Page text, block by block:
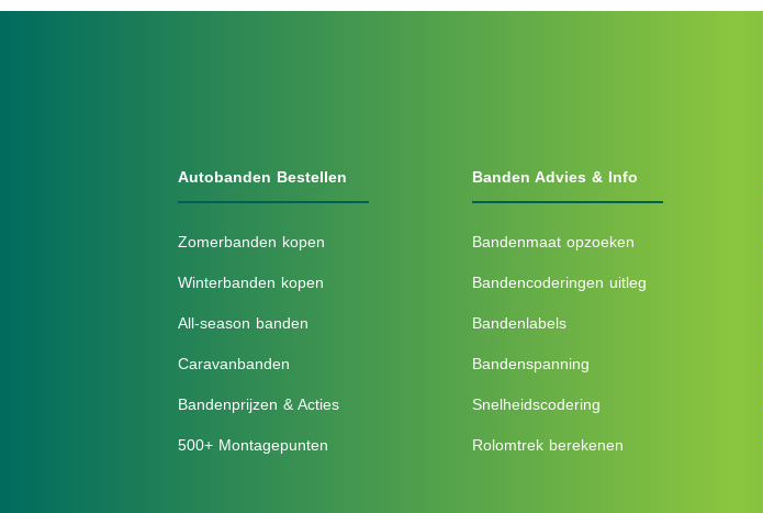
Autobanden Bestellen
Zomerbanden kopen
Winterbanden kopen
All-season banden
Caravanbanden
Bandenprijzen & Acties
500+ Montagepunten
Banden Advies & Info
Bandenmaat opzoeken
Bandencoderingen uitleg
Bandenlabels
Bandenspanning
Snelheidscodering
Rolomtrek berekenen